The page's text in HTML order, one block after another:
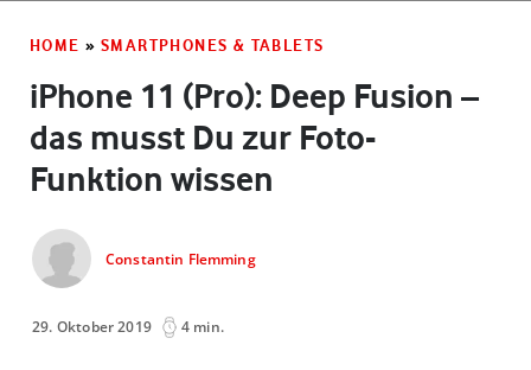
HOME » SMARTPHONES & TABLETS
iPhone 11 (Pro): Deep Fusion –
das musst Du zur Foto-
Funktion wissen
Constantin Flemming
29. Oktober 2019 4 min.